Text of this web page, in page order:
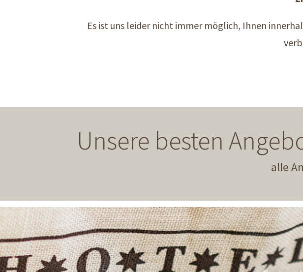
Es ist uns leider nicht immer möglich, Ihnen
Unsere besten
alle